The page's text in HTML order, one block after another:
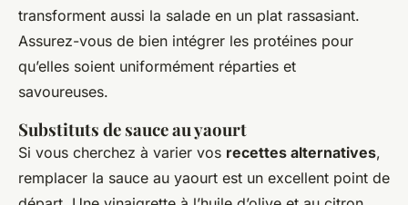
transforment aussi la salade en un plat rassasiant.
Assurez-vous de bien intégrer les protéines pour
qu’elles soient uniformément réparties et
savoureuses.
Substituts de sauce au yaourt
Si vous cherchez à varier vos recettes alternatives,
remplacer la sauce au yaourt est un excellent point de